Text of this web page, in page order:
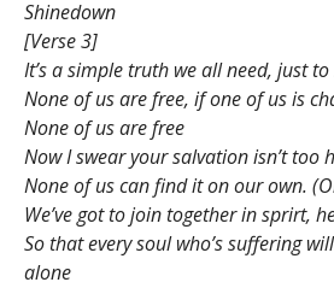
Shinedown
[Verse 3]
It’s a simple truth we all need, just
None of us are free, if one of us is
None of us are free
Now I swear your salvation isn’t too
None of us can find it on our own.
We’ve got to join together in sprirt,
So that every soul who’s suffering
alone